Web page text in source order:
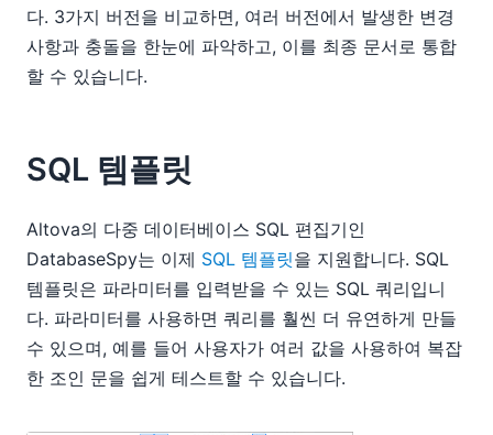
다. 3가지 버전을 비교하면, 여러 버전에서 발생한 변경
사항과 충돌을 한눈에 파악하고, 이를 최종 문서로 통합
할 수 있습니다.
SQL 템플릿
Altova의 다중 데이터베이스 SQL 편집기인
DatabaseSpy는 이제 SQL 템플릿을 지원합니다. SQL
템플릿은 파라미터를 입력받을 수 있는 SQL 쿼리입니
다. 파라미터를 사용하면 쿼리를 훨씬 더 유연하게 만들
수 있으며, 예를 들어 사용자가 여러 값을 사용하여 복잡
한 조인 문을 쉽게 테스트할 수 있습니다.